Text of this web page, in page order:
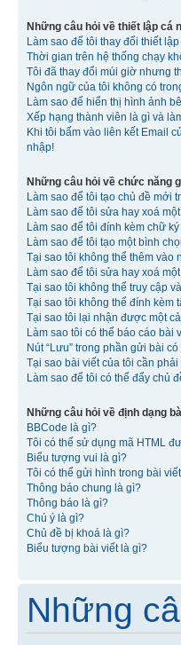
Những câu hỏi về thiết lập cá
Làm sao để tôi thay đổi thiết
Thời gian trên hệ thống chạy
Tôi đã thay đổi múi giờ nhưng
Ngôn ngữ của tôi không có
Làm sao để hiển thị hình ảnh
Xếp hạng thành viên là gì và
Khi tôi bấm vào liên kết Email
nhập!
Những câu hỏi về chức năng
Làm sao để tôi tạo chủ đề mới
Làm sao để tôi sửa hay xoá
Làm sao để tôi đính kèm chữ
Làm sao để tôi tạo một bình
Tại sao tôi không thể thêm
Làm sao để tôi sửa hay xoá
Tại sao tôi không thể truy cập
Tại sao tôi không thể đính kèm
Tại sao tôi lại nhận được một
Làm sao tôi có thể báo cáo
Nút “Lưu” trong phần gửi bài
Tại sao bài viết của tôi cần
Làm sao để tôi có thể đẩy chủ
Những câu hỏi về định dạng
BBCode là gì?
Tôi có thể sử dụng mã HTML
Biểu tượng vui là gì?
Tôi có thể gửi hình trong bài
Thông báo chung là gì?
Thông báo là gì?
Chú ý là gì?
Chủ đề bị khoá là gì?
Biểu tượng bài viết là gì?
Những